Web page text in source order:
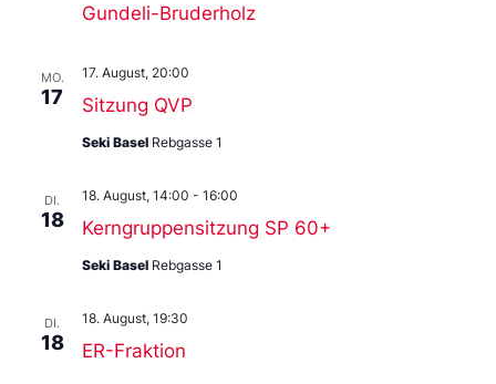
Gundeli-Bruderholz
MO.
17 Sitzung QVP
17. August, 20:00
Seki Basel Rebgasse 1
DI.
18 Kerngruppensitzung SP 60+
18. August, 14:00 - 16:00
Seki Basel Rebgasse 1
DI.
18 ER-Fraktion
18. August, 19:30